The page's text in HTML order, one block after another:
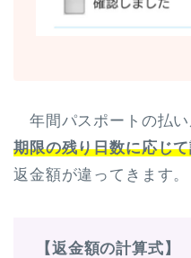
年間パスポートの払い
期限の残り日数に応じ
返金額が違ってきます。
【返金額の計算式】